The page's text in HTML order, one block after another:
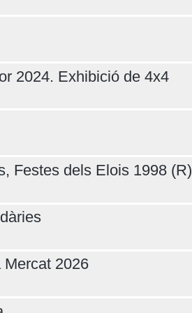
2024. Exhibició de 4x4
Festes dels Elois 1998 (R)
2026